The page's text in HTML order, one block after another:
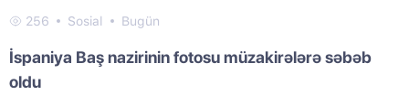
256 Sosial Bugün
İspaniya Baş nazirinin fotosu müzakirələrə səbəb
oldu